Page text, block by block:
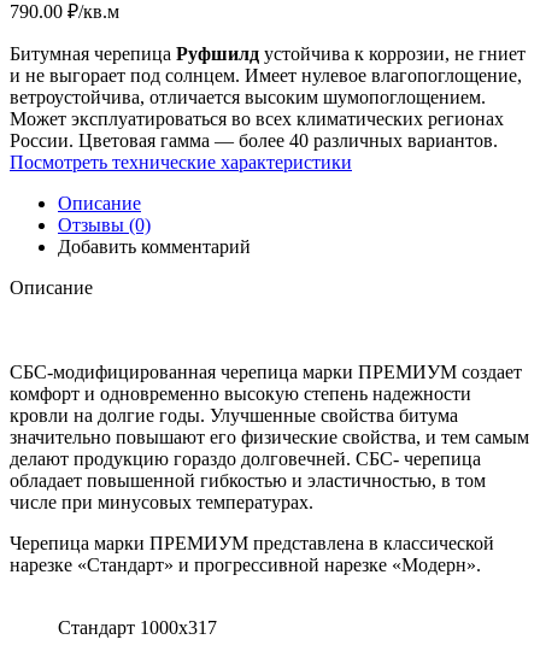
790.00 ₽/кв.м
Битумная черепица Руфшилд устойчива к коррозии, не гниет
и не выгорает под солнцем. Имеет нулевое влагопоглощение,
ветроустойчива, отличается высоким шумопоглощением.
Может эксплуатироваться во всех климатических регионах
России. Цветовая гамма — более 40 различных вариантов.
Посмотреть технические характеристики
Описание
Отзывы (0)
Добавить комментарий
Описание
СБС-модифицированная черепица марки ПРЕМИУМ создает
комфорт и одновременно высокую степень надежности
кровли на долгие годы. Улучшенные свойства битума
значительно повышают его физические свойства, и тем самым
делают продукцию гораздо долговечней. СБС- черепица
обладает повышенной гибкостью и эластичностью, в том
числе при минусовых температурах.
Черепица марки ПРЕМИУМ представлена в классической
нарезке «Стандарт» и прогрессивной нарезке «Модерн».
Стандарт 1000х317